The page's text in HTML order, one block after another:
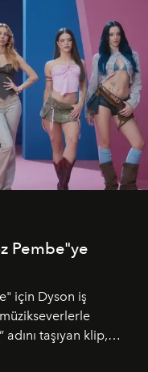
Pembe"ye
için Dyson iş
taşıyan klip,